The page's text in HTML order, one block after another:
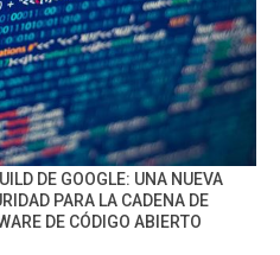
DE GOOGLE: UNA NUEVA
PARA LA CADENA DE
DE CÓDIGO ABIERTO